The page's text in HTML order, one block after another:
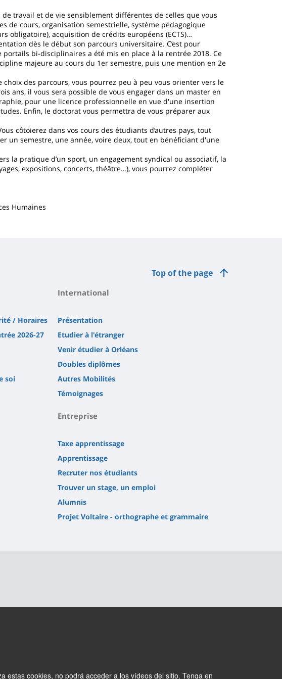
travail et de vie sensiblement différentes de celles que vous
de cours, organisation semestrielle, système pédagogique
obligatoire), acquisition de crédits européens (ECTS)…
dès le début son parcours universitaire. C’est pour
bi-disciplinaires a été mis en place à la rentrée 2018. Ce
majeure au cours du 1er semestre, puis une mention en 2e
des parcours, vous pourrez peu à peu vous orienter vers le
ans, il vous sera possible de vous engager dans un master en
pour une licence professionnelle en vue d'une insertion
Enfin, le doctorat vous permettra de vous préparer aux
côtoierez dans vos cours des étudiants d’autres pays, tout
un semestre, une année, voire deux, tout en bénéficiant d'une
la pratique d’un sport, un engagement syndical ou associatif, la
expositions, concerts, théâtre…), vous pourrez compléter
Humaines
Top of the page
/ Horaires
2026-27
soi
International
Présentation
Etudier à l'étranger
Venir étudier à Orléans
Doubles diplômes
Autres Mobilités
Témoignages
Entreprise
Taxe apprentissage
Apprentissage
Recruter nos étudiants
Trouver un stage, un emploi
Alumnis
Projet Voltaire - orthographe et grammaire
estas cookies, no podrá acceder a los vídeos del sitio. Tenga en